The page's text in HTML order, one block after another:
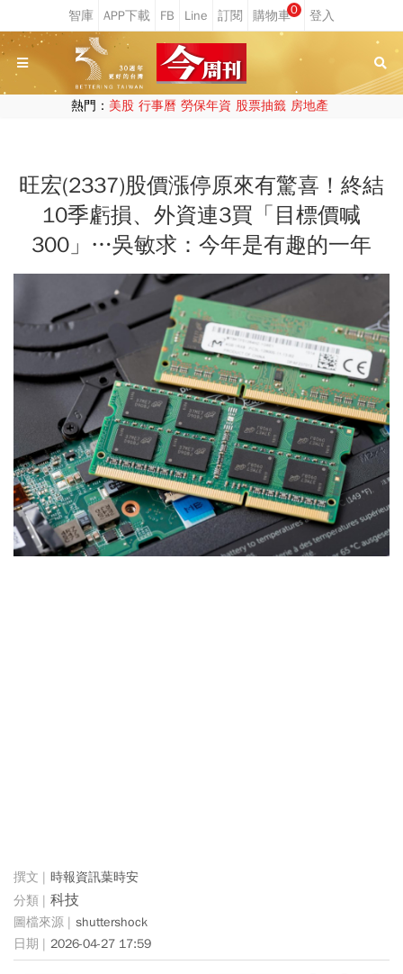
0
熱門： 美股 行事曆 勞保年資 股票抽籤 房地產
旺宏(2337)股價漲停原來有驚喜！終結
10季虧損、外資連3買「目標價喊
300」…吳敏求：今年是有趣的一年
時報資訊葉時安
科技
shuttershock
2026-04-27 17:59